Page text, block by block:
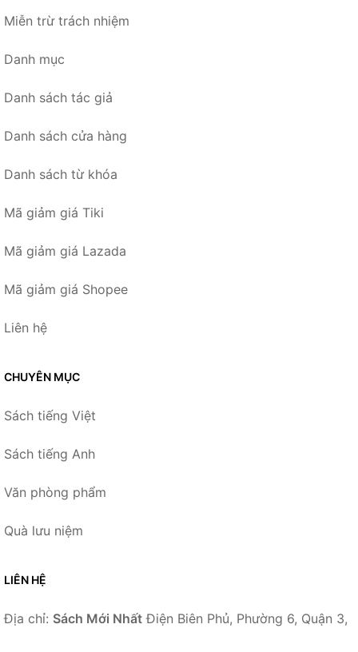
Miễn trừ trách nhiệm
Danh mục
Danh sách tác giả
Danh sách cửa hàng
Danh sách từ khóa
Mã giảm giá Tiki
Mã giảm giá Lazada
Mã giảm giá Shopee
Liên hệ
CHUYÊN MỤC
Sách tiếng Việt
Sách tiếng Anh
Văn phòng phẩm
Quà lưu niệm
LIÊN HỆ
Địa chỉ: Sách Mới Nhất Điện Biên Phủ, Phường 6, Quận 3,